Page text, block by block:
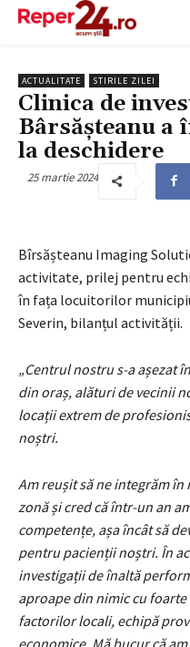
ACTUALITATE STIRILE ZILEI
Clinica de
Bârsășteanu a
la deschidere
25 martie 2024
Bîrsășteanu Imaging
activitate, prilej pentru
în fața locuitorilor
Severin, bilanțul activității.
„Centrul nostru s-a așezat
din oraș, alături de vecinii
locații extrem de
noștri.
Am reușit să ne integrăm
zonă și cred că într-un an
competențe, așa încât să
pentru pacienții noștri. În
investigații de înaltă
aproape din nimic cu
factorilor locali, echipă
economice. Mă bucur că